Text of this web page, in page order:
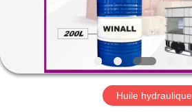
PROPOS
DE
NOUS
Huile hydraulique